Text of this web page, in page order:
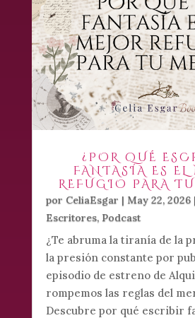
¿POR QUÉ
FANTASÍA ES EL
REFUGIO PARA
por CeliaEsgar | May 22, 2026|
Escritores, Podcast
¿Te abruma la tiranía de la
la presión constante por
episodio de estreno de
rompemos las reglas del
Descubre por qué escribir